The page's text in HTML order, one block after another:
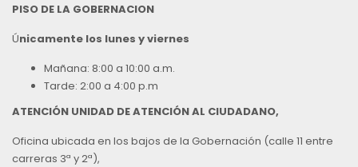
PISO DE LA GOBERNACION
Únicamente los lunes y viernes
Mañana: 8:00 a 10:00 a.m.
Tarde: 2:00 a 4:00 p.m
ATENCIÓN UNIDAD DE ATENCIÓN AL CIUDADANO,
Oficina ubicada en los bajos de la Gobernación (calle 11 entre
carreras 3ª y 2ª),